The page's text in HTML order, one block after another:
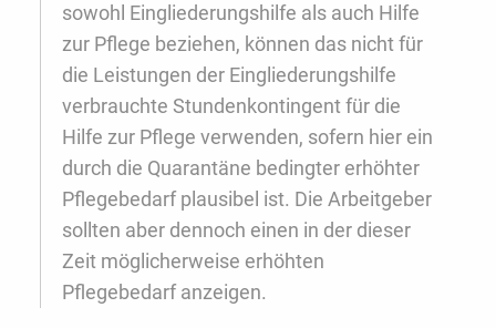
sowohl Eingliederungshilfe als auch Hilfe
zur Pflege beziehen, können das nicht für
die Leistungen der Eingliederungshilfe
verbrauchte Stundenkontingent für die
Hilfe zur Pflege verwenden, sofern hier ein
durch die Quarantäne bedingter erhöhter
Pflegebedarf plausibel ist. Die Arbeitgeber
sollten aber dennoch einen in der dieser
Zeit möglicherweise erhöhten
Pflegebedarf anzeigen.